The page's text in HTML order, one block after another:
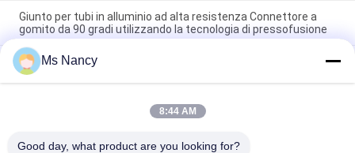
Giunto per tubi in alluminio ad alta resistenza Connettore a
gomito da 90 gradi utilizzando la tecnologia di pressofusione
Giunto per tubi in alluminio argento anodizzato pressofuso
certificato ISO9001 per sistemi di tubi magri e stazioni di
lavoro industriali
90° Femminile Assisteva Pipe di alluminio Connessione di
Ms Nancy
8:44 AM
Good day, what product are you looking for?